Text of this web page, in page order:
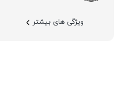
ویژگی های بیشتر